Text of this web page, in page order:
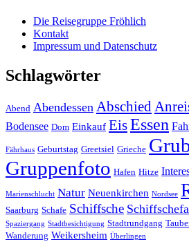
Die Reisegruppe Fröhlich
Kontakt
Impressum und Datenschutz
Schlagwörter
Abend Abendessen Abschied
Bodensee Dom Einkauf EisEssen
Fährhaus Geburtstag Greetsiel Grieche
Gruppenfoto Hafen Hitze
Marienschlucht Natur Neuenkirchen Nordsee
Saarburg Schafe Schiffsche
Spaziergang Stadtbesichtigung Stadtrundgang
Wanderung Weikersheim Überlingen